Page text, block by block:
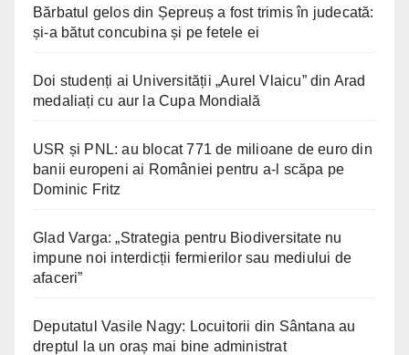
Bărbatul gelos din Șepreuș a fost trimis în judecată:
și-a bătut concubina și pe fetele ei
Doi studenți ai Universității „Aurel Vlaicu” din Arad
medaliați cu aur la Cupa Mondială
USR și PNL: au blocat 771 de milioane de euro din
banii europeni ai României pentru a-l scăpa pe
Dominic Fritz
Glad Varga: „Strategia pentru Biodiversitate nu
impune noi interdicții fermierilor sau mediului de
afaceri”
Deputatul Vasile Nagy: Locuitorii din Sântana au
dreptul la un oraș mai bine administrat